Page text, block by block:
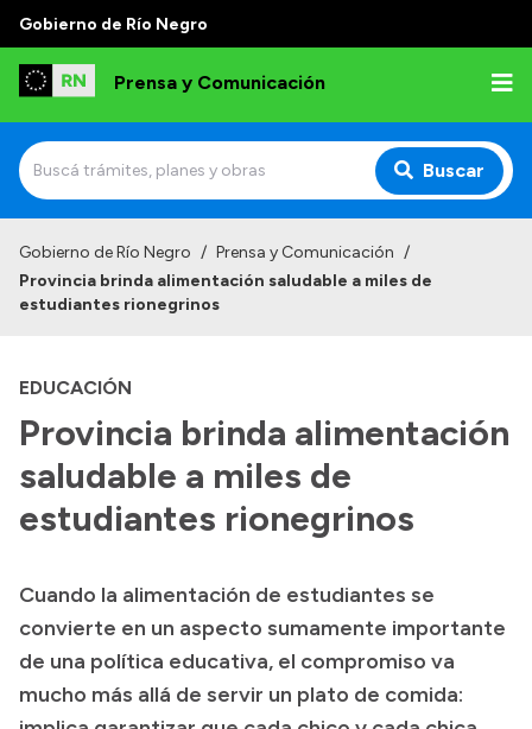
Gobierno de Río Negro
Prensa y Comunicación
Buscar
Institucional
Referentes de prensa
Archivo de noticias
Transparencia
Boletín Oficial
Compras y licitaciones
Consulta de expedientes
Gobierno de Río Negro / Prensa y Comunicación /
Provincia brinda alimentación saludable a miles de
estudiantes rionegrinos
EDUCACIÓN
Provincia brinda alimentación
saludable a miles de
estudiantes rionegrinos
Cuando la alimentación de estudiantes se
convierte en un aspecto sumamente importante
de una política educativa, el compromiso va
mucho más allá de servir un plato de comida: